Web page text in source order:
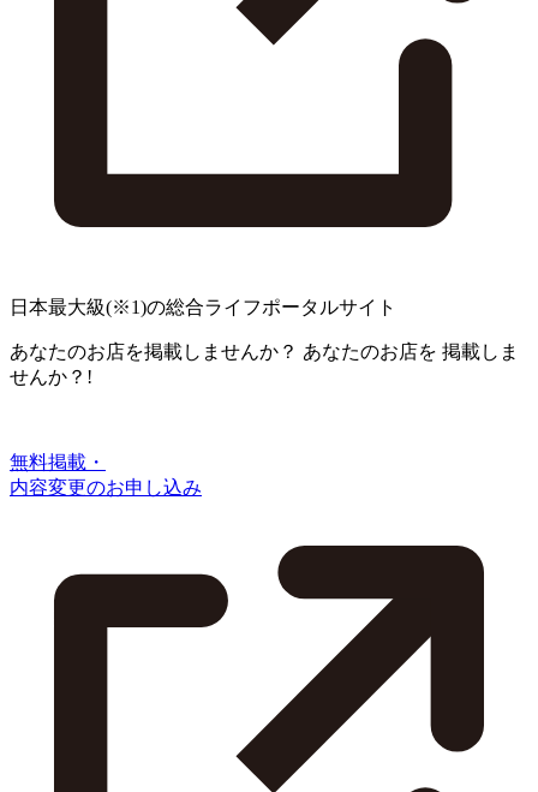
日本最大級(※1)の総合ライフポータルサイト
あなたのお店を掲載しませんか？ あなたのお店を 掲載しま
せんか？!
無料掲載・
内容変更のお申し込み